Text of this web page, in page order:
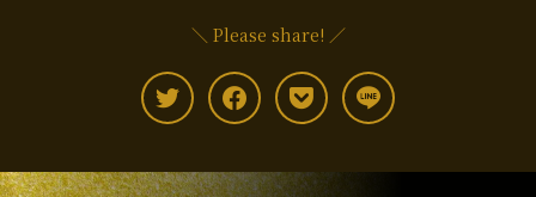
＼ Please share! ／